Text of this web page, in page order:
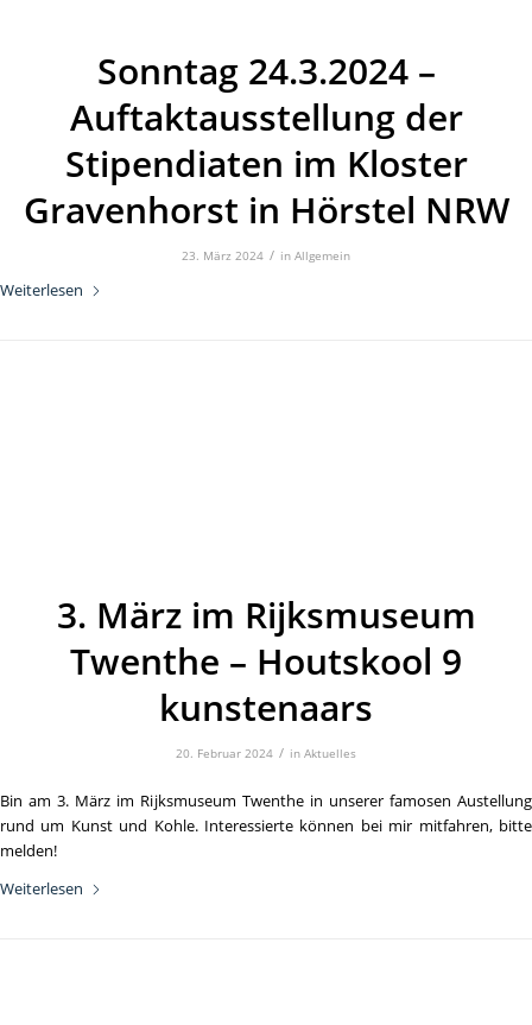
Sonntag 24.3.2024 –
Auftaktausstellung der
Stipendiaten im Kloster
Gravenhorst in Hörstel NRW
23. März 2024 / in Allgemein
Weiterlesen
3. März im Rijksmuseum
Twenthe – Houtskool 9
kunstenaars
20. Februar 2024 / in Aktuelles
Bin am 3. März im Rijksmuseum Twenthe in unserer famosen Austellung
rund um Kunst und Kohle. Interessierte können bei mir mitfahren, bitte
melden!
Weiterlesen